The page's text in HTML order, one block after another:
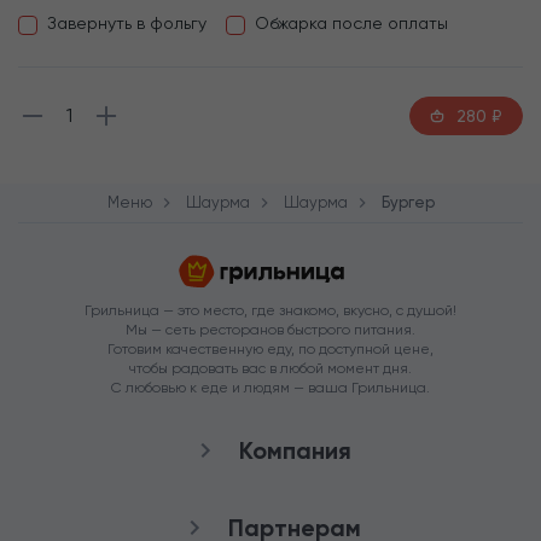
Завернуть в фольгу Обжарка после оплаты
1 280 ₽
Меню Шаурма Шаурма Бургер
Грильница — это место, где знакомо, вкусно, с душой!
Мы — сеть ресторанов быстрого питания.
Готовим качественную еду, по доступной цене,
чтобы радовать вас в любой момент дня.
С любовью к еде и людям — ваша Грильница.
Компания
Рестораны
Партнерам